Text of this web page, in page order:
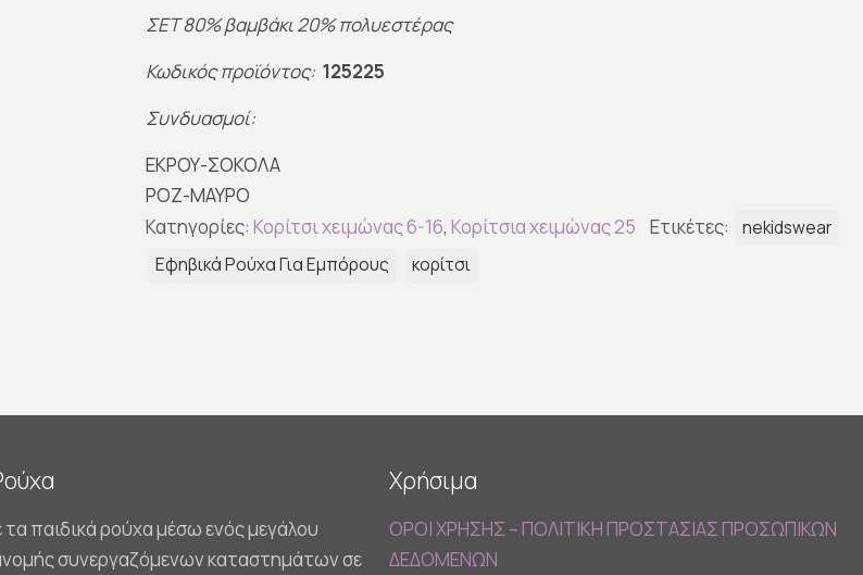
ΣΕΤ 80% βαμβάκι 20% πολυεστέρας
Κωδικός προϊόντος: 125225
Συνδυασμοί:
ΕΚΡΟΥ-ΣΟΚΟΛΑ
ΡΟΖ-ΜΑΥΡΟ
Κατηγορίες: Κορίτσι χειμώνας 6-16, Κορίτσια χειμώνας 25 Ετικέτες:
nekidswear
Εφηβικά Ρούχα Για Εμπόρους
κορίτσι
παιδικά ρούχα μέσω ενός μεγάλου
συνεργαζόμενων καταστημάτων σε
Χρήσιμα
ΟΡΟΙ ΧΡΗΣΗΣ – ΠΟΛΙΤΙΚΗ ΠΡΟΣΤΑΣΙΑΣ ΠΡΟΣΩΠΙΚΩΝ
ΔΕΔΟΜΕΝΩΝ